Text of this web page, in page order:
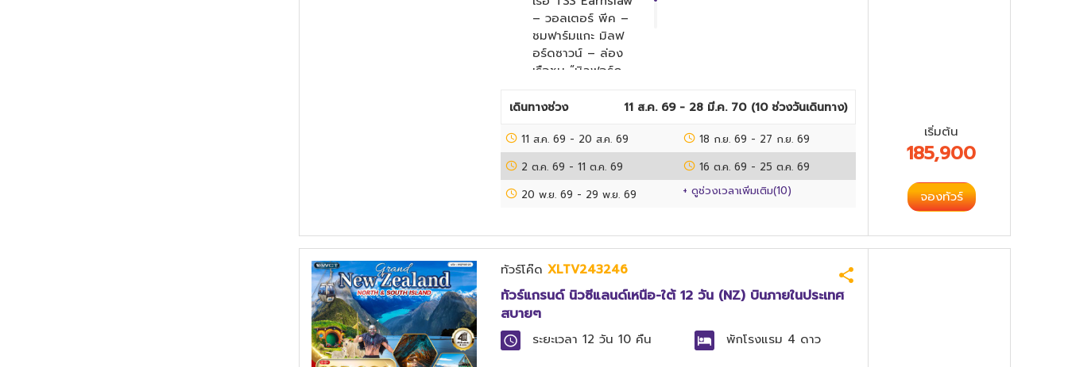
- ชมทะเลสาบวานาก้
า – เมืองครอมเวลล์
ชมเมืองควีนสทาวน์
– นั่งกระเช้าสู่บ๊อบ
ราคาทัวร์) แอร์โร่
คาวารัว - พิสูจน์
ความกล้า โดดบันจี้
จัมพ์ (ไม่รวมในราคา
ทัวร์) – ทไวเซิ้ล /
แอชเบอร์ตัน –
Farmer Corner
Shop – ไค
รสต์เชิร์ช
– วอลเตอร์ พีค –
ชมฟาร์มแกะ มิลฟ
อร์ดซาวน์ – ล่อง
เรือชม “มิลฟอร์ด
ล่องเรือชมธารน้ำ
Explore Tour)
ทะเลสาบเทคาโป –
โบสถ์เทคาโป – ล่า
แสงใต้(ฤดูหนาว)
Tour) ชมสวน
พฤกษศาสตร์ ไค
ชอปปิ้ง
เดินทางช่วง 11 ส.ค. 69 - 28 มี.ค. 70 (10ช่วงวันเดินทาง)
11 ส.ค. 69 - 20 ส.ค. 69 18 ก.ย. 69 - 27 ก.ย. 69
2 ต.ค. 69 -11 ต.ค. 69 16 ต.ค. 69 - 25 ต.ค. 69
20 พ.ย. 69 - 29 พ.ย. 69 + ดูช่วงเวลาเพิ่มเติม(10)
เริ่มต้น
185,900
จองทัวร์
ทัวร์โค๊ดXLTV243246
ทัวร์แกรนด์ นิวซีแลนด์เหนือ-ใต้ 12 วัน (NZ) บินภายในประเทศ
สบายๆ
ระยะเวลา 12 วัน 10 คืน พักโรงแรม 4 ดาว